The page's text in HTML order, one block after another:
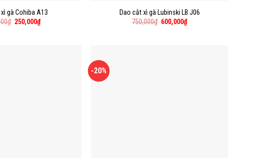
gà Cohiba A13
₫ 250,000₫
Dao cắt xì gà Lubinski LB J06
750,000₫ 600,000₫
-20%